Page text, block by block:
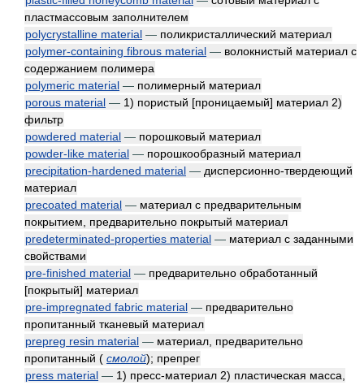
пластмассовым заполнителем
polycrystalline material — поликристаллический материал
polymer-containing fibrous material — волокнистый материал с
содержанием полимера
polymeric material — полимерный материал
porous material — 1) пористый [проницаемый] материал 2)
фильтр
powdered material — порошковый материал
powder-like material — порошкообразный материал
precipitation-hardened material — дисперсионно-твердеющий
материал
precoated material — материал с предварительным
покрытием, предварительно покрытый материал
predeterminated-properties material — материал с заданными
свойствами
pre-finished material — предварительно обработанный
[покрытый] материал
pre-impregnated fabric material — предварительно
пропитанный тканевый материал
prepreg resin material — материал, предварительно
пропитанный ( смолой); препрег
press material — 1) пресс-материал 2) пластическая масса,